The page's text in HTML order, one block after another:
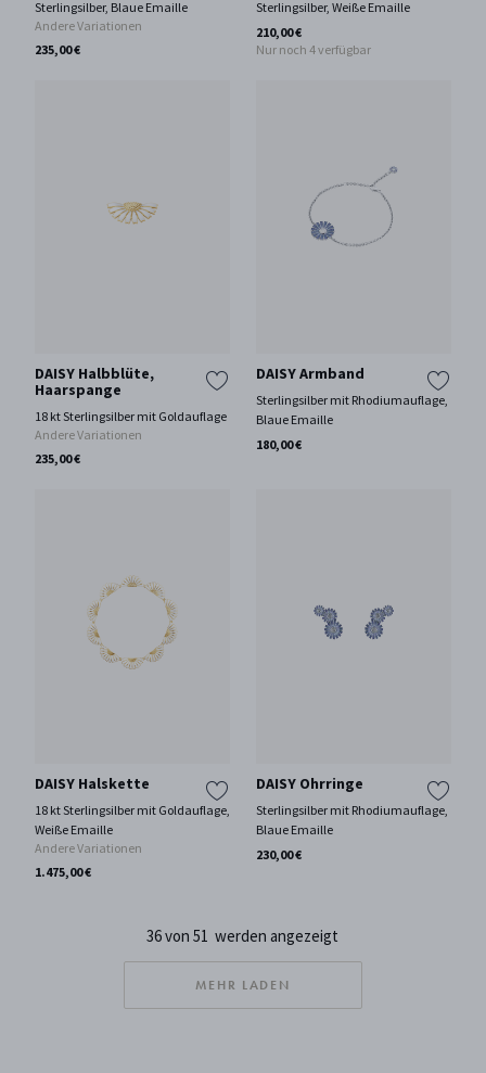
Sterlingsilber, Blaue Emaille
Andere Variationen
235,00 €
Sterlingsilber, Weiße Emaille
210,00 €
Nur noch 4 verfügbar
DAISY Halbblüte,
Haarspange
18 kt Sterlingsilber mit Goldauflage
Andere Variationen
235,00 €
DAISY Armband
Sterlingsilber mit Rhodiumauflage,
Blaue Emaille
180,00 €
DAISY Halskette
18 kt Sterlingsilber mit Goldauflage,
Weiße Emaille
Andere Variationen
1.475,00 €
DAISY Ohrringe
Sterlingsilber mit Rhodiumauflage,
Blaue Emaille
230,00 €
36 von 51 werden angezeigt
MEHR LADEN